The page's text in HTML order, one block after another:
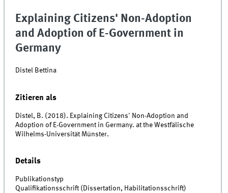
Explaining Citizens' Non-Adoption
and Adoption of E-Government in
Germany
Distel Bettina
Zitieren als
Distel, B. (2018). Explaining Citizens' Non-Adoption and
Adoption of E-Government in Germany. at the Westfälische
Wilhelms-Universität Münster.
Details
Publikationstyp
Qualifikationsschrift (Dissertation, Habilitationsschrift)